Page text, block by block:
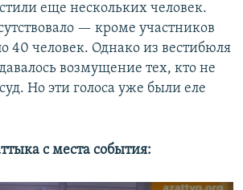
еще нескольких человек.
— кроме участников
40 человек. Однако из вестибюля
возмущение тех, кто не
Но эти голоса уже были еле
с места события: